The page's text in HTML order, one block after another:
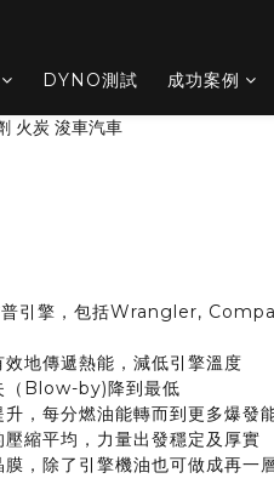
DYNO測試 成功案例
擎，包括Wrangler,
地傳遞熱能，減低引擎溫度
（Blow-by)降到最低
升，每分燃油能轉而到更多爆
縮平均，力量出發穩定及厚實
，除了引擎機油也可做成再一